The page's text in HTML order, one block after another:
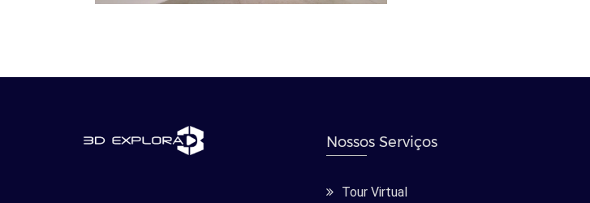
Nossos Serviços
Tour Virtual